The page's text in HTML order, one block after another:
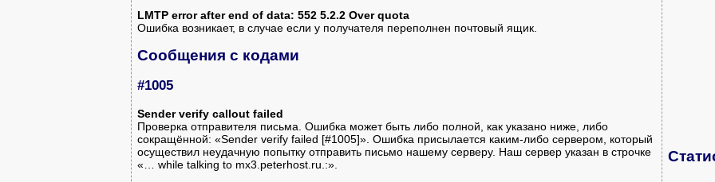
LMTP error after end of data: 552 5.2.2 Over quota
Ошибка возникает, в случае если у получателя переполнен почтовый ящик.
Сообщения с кодами
#1005
Sender verify callout failed
Проверка отправителя письма. Ошибка может быть либо полной, как указано ниже, либо
сокращённой: «Sender verify failed [#1005]». Ошибка присылается каким-либо сервером, который
осуществил неудачную попытку отправить письмо нашему серверу. Наш сервер указан в строчке
«… while talking to mx3.peterhost.ru.:».